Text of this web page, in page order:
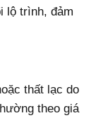
lộ trình, đảm
thất lạc do
theo giá